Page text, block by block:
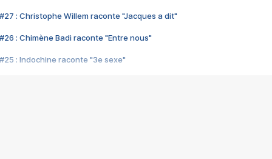
#27 : Christophe Willem raconte "Jacques a dit"
#26 : Chimène Badi raconte "Entre nous"
#25 : Indochine raconte "3e sexe"